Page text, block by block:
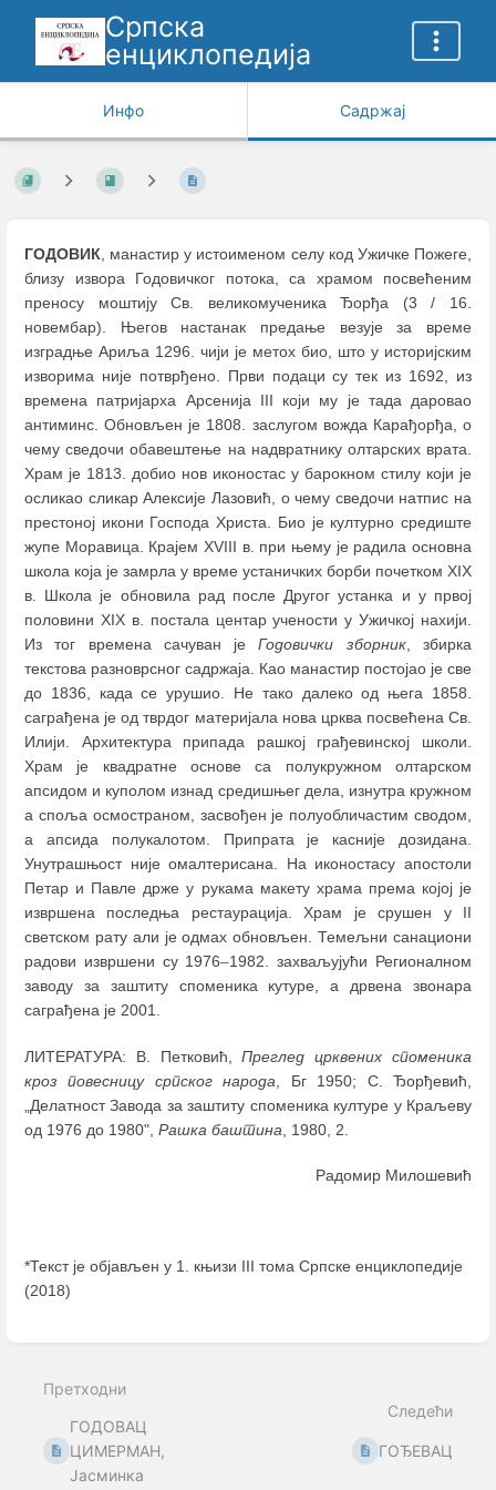
Српска
енциклопедија
Инфо Садржај
ГОДОВИК, манастир у истоименом селу код Ужичке Пожеге,
близу извора Годовичког потока, са храмом посвећеним
преносу моштију Св. великомученика Ђорђа (3 / 16.
новембар). Његов настанак предање везује за време
изградње Ариља 1296. чији је метох био, што у историјским
изворима није потврђено. Први подаци су тек из 1692, из
времена патријарха Арсенија III који му је тада даровао
антиминс. Обновљен је 1808. заслугом вожда Карађорђа, о
чему сведочи обавештење на надвратнику олтарских врата.
Храм је 1813. добио нов иконостас у барокном стилу који је
осликао сликар Алексије Лазовић, о чему сведочи натпис на
престоној икони Господа Христа. Био је културно средиште
жупе Моравица. Крајем XVIII в. при њему је радила основна
школа која је замрла у време устаничких борби почетком XIX
в. Школа је обновила рад после Другог устанка и у првој
половини XIX в. постала центар учености у Ужичкој нахији.
Из тог времена сачуван јеГодовички зборник, збирка
текстова разноврсног садржаја. Као манастир постојао је све
до 1836, када се урушио. Не тако далеко од њега 1858.
саграђена је од тврдог материјала нова црква посвећена Св.
Илији. Архитектура припада рашкој грађевинској школи.
Храм је квадратне основе са полукружном олтарском
апсидом и куполом изнад средишњег дела, изнутра кружном
а споља осмостраном, засвођен је полуобличастим сводом,
а апсида полукалотом. Припрата је касније дозидана.
Унутрашњост није омалтерисана. На иконостасу апостоли
Петар и Павле држе у рукама макету храма према којој је
извршена последња рестаурација. Храм је срушен у II
светском рату али је одмах обновљен. Темељни санациони
радови извршени су 1976–1982. захваљујући Регионалном
заводу за заштиту споменика кутуре, а дрвена звонара
саграђена је 2001.
ЛИТЕРАТУРА: В. Петковић,Преглед црквених споменика
кроз повесницу српског народа , Бг 1950; С. Ђорђевић,
„Делатност Завода за заштиту споменика културе у Краљеву
од 1976 до 1980", Рашка баштина , 1980, 2.
Радомир Милошевић
*Текст је објављен у 1. књизи III тома Српске енциклопедије
(2018)
mode
Претходни
ГОДОВАЦ
ЦИМЕРМАН,
Јасминка
Следећи
ГОЂЕВАЦ